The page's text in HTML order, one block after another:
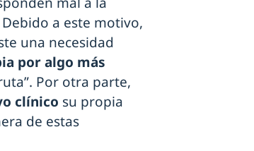
a este motivo,
una necesidad
por algo más
Por otra parte,
clínico su propia
de estas